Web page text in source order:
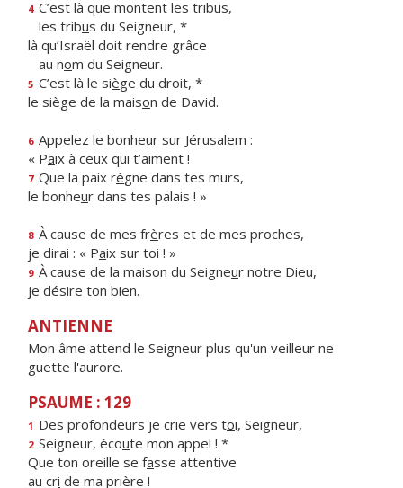
4 C’est là que montent les tribus,
les tribus du Seigneur, *
là qu’Israël doit rendre grâce
au nom du Seigneur.
5 C’est là le siège du droit, *
le siège de la maison de David.
6 Appelez le bonheur sur Jérusalem :
« Paix à ceux qui t’aiment !
7 Que la paix règne dans tes murs,
le bonheur dans tes palais ! »
8 À cause de mes frères et de mes proches,
je dirai : « Paix sur toi ! »
9 À cause de la maison du Seigneur notre Dieu,
je désire ton bien.
ANTIENNE
Mon âme attend le Seigneur plus qu'un veilleur ne
guette l'aurore.
PSAUME : 129
1 Des profondeurs je crie vers toi, Seigneur,
2 Seigneur, écoute mon appel ! *
Que ton oreille se fasse attentive
au cri de ma prière !